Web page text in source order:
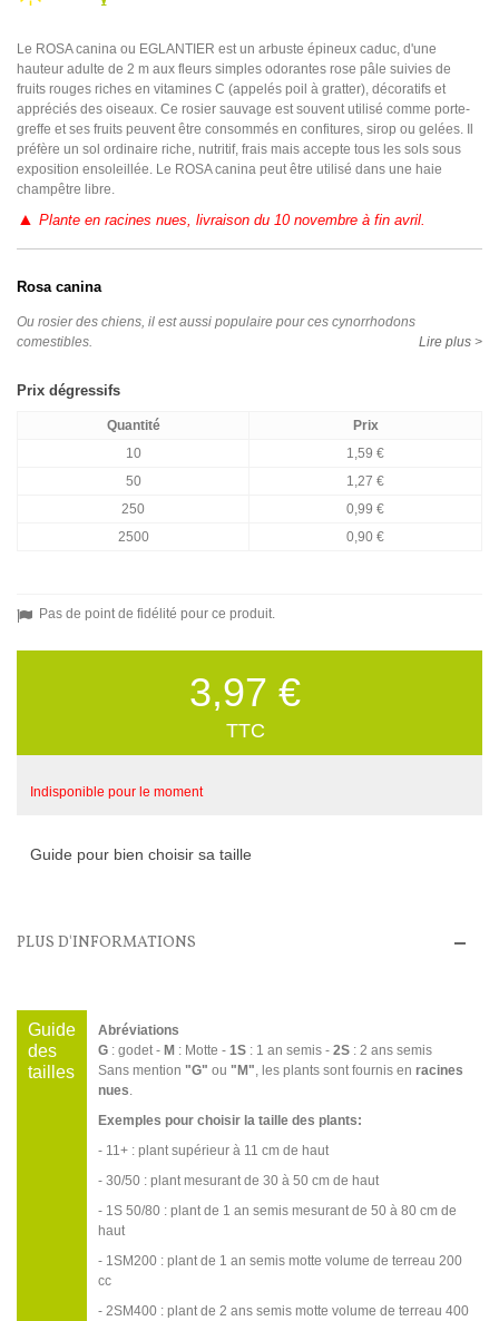
Le ROSA canina ou EGLANTIER est un arbuste épineux caduc, d'une
hauteur adulte de 2 m aux fleurs simples odorantes rose pâle suivies de
fruits rouges riches en vitamines C (appelés poil à gratter), décoratifs et
appréciés des oiseaux. Ce rosier sauvage est souvent utilisé comme porte-
greffe et ses fruits peuvent être consommés en confitures, sirop ou gelées. Il
préfère un sol ordinaire riche, nutritif, frais mais accepte tous les sols sous
exposition ensoleillée. Le ROSA canina peut être utilisé dans une haie
champêtre libre.
▲ Plante en racines nues, livraison du 10 novembre à fin avril.
Rosa canina
Ou rosier des chiens, il est aussi populaire pour ces cynorrhodons
comestibles.
Lire plus >
Prix dégressifs
Quantité
Prix
10
1,59 €
50
1,27 €
250
0,99 €
2500
0,90 €
Pas de point de fidélité pour ce produit.
3,97 €
TTC
Indisponible pour le moment
Guide pour bien choisir sa taille
PLUS D'INFORMATIONS
Guide
des
tailles
Abréviations
G : godet - M : Motte - 1S : 1 an semis - 2S : 2 ans semis
Sans mention "G" ou "M", les plants sont fournis en racines
nues.
Exemples pour choisir la taille des plants:
- 11+ : plant supérieur à 11 cm de haut
- 30/50 : plant mesurant de 30 à 50 cm de haut
- 1S 50/80 : plant de 1 an semis mesurant de 50 à 80 cm de
haut
- 1SM200 : plant de 1 an semis motte volume de terreau 200
cc
- 2SM400 : plant de 2 ans semis motte volume de terreau 400